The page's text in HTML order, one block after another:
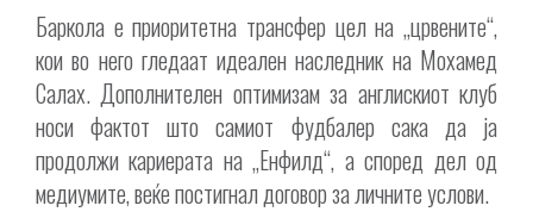
Баркола е приоритетна трансфер цел на „црвените“,
кои во него гледаат идеален наследник на Мохамед
Салах. Дополнителен оптимизам за англискиот клуб
носи фактот што самиот фудбалер сака да ја
продолжи кариерата на „Енфилд“, а според дел од
медиумите, веќе постигнал договор за личните услови.